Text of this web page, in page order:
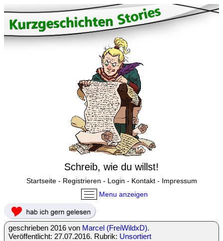
Schreib, wie du willst!
Startseite- Registrieren - Login - Kontakt- Impressum
Menu anzeigen
geschrieben 2016 von Marcel (FreiWildxD).
Veröffentlicht: 27.07.2016. Rubrik: Unsortiert